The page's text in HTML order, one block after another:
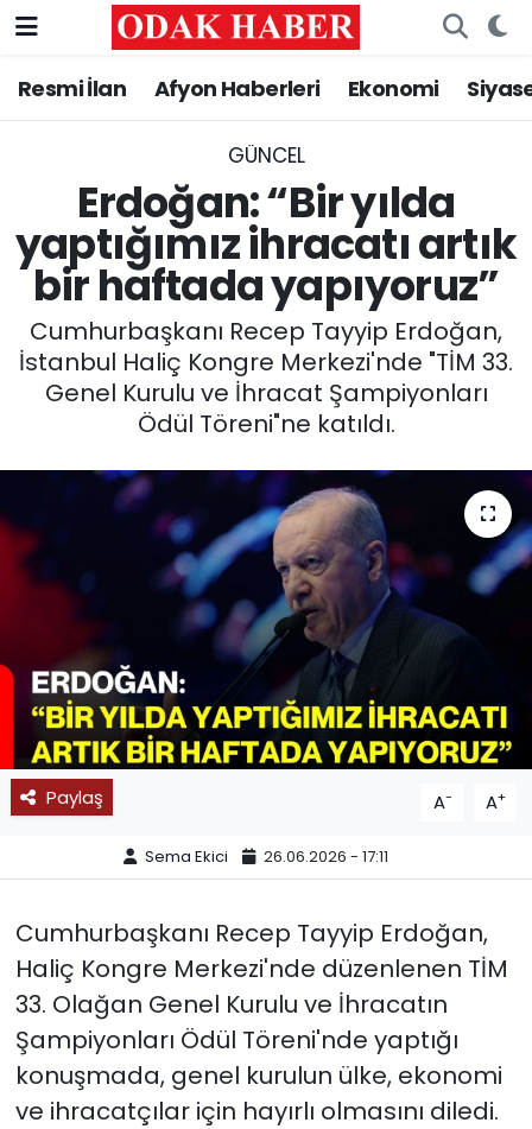
Resmi İlan Afyon Haberleri Ekonomi
GÜNCEL
Erdoğan: “Bir yılda
yaptığımız ihracatı artık
bir haftada yapıyoruz”
Cumhurbaşkanı Recep Tayyip Erdoğan,
İstanbul Haliç Kongre Merkezi'nde "TİM 33.
Genel Kurulu ve İhracat Şampiyonları
Ödül Töreni"ne katıldı.
Paylaş A- A+
Sema Ekici 26.06.2026 - 17:11
Cumhurbaşkanı Recep Tayyip Erdoğan,
Haliç Kongre Merkezi'nde düzenlenen TİM
33. Olağan Genel Kurulu ve İhracatın
Şampiyonları Ödül Töreni'nde yaptığı
konuşmada, genel kurulun ülke, ekonomi
ve ihracatçılar için hayırlı olmasını diledi.
AFYONKARAHİSAR HABERLERİ
ASAYİŞ
GÜNCEL
SİYASET
EĞİTİM
SAĞLIK
SPOR
11:11 MANŞET
Nöbetçi Eczaneler
Trafik Durumu
Süper Lig Puan Durumu ve Fikstür
Tüm Manşetler
Son Dakika Haberleri